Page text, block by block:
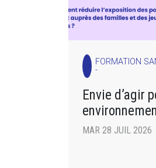
FORMATION
-
Envie d’agir
MAR 28 JUIL 2026